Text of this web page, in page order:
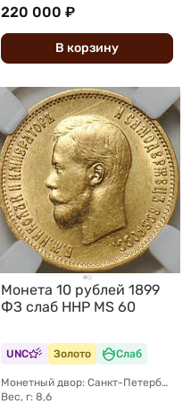
220 000 ₽
В корзину
Монета 10 рублей 1899
ФЗ слаб ННР MS 60
UNC Золото Слаб
Монетный двор: Санкт-Петербургский монетный двор
Вес, г: 8,6